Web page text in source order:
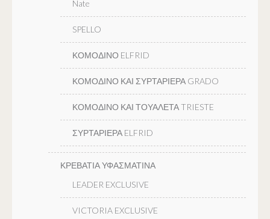
Nate
SPELLO
ΚΟΜΟΔΙΝΟ ELFRID
ΚΟΜΟΔΙΝΟ ΚΑΙ ΣΥΡΤΑΡΙΕΡΑ GRADO
ΚΟΜΟΔΙΝΟ ΚΑΙ ΤΟΥΑΛΕΤΑ TRIESTE
ΣΥΡΤΑΡΙΕΡΑ ELFRID
ΚΡΕΒΑΤΙΑ ΥΦΑΣΜΑΤΙΝΑ
LEADER EXCLUSIVE
VICTORIA EXCLUSIVE